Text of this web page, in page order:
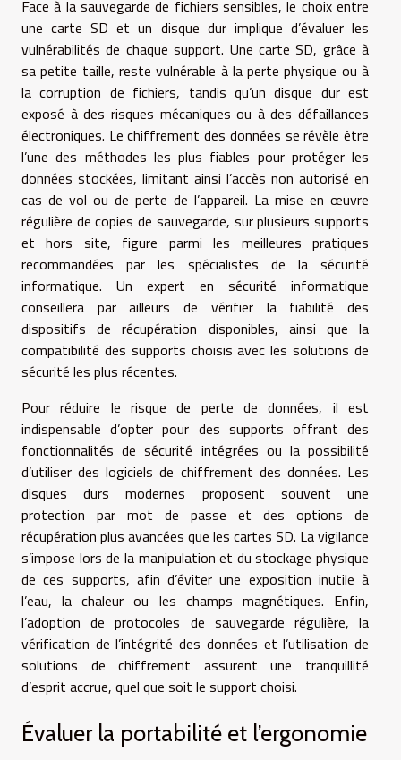
Face à la sauvegarde de fichiers sensibles, le choix entre
une carte SD et un disque dur implique d’évaluer les
vulnérabilités de chaque support. Une carte SD, grâce à
sa petite taille, reste vulnérable à la perte physique ou à
la corruption de fichiers, tandis qu’un disque dur est
exposé à des risques mécaniques ou à des défaillances
électroniques. Le chiffrement des données se révèle être
l’une des méthodes les plus fiables pour protéger les
données stockées, limitant ainsi l’accès non autorisé en
cas de vol ou de perte de l’appareil. La mise en œuvre
régulière de copies de sauvegarde, sur plusieurs supports
et hors site, figure parmi les meilleures pratiques
recommandées par les spécialistes de la sécurité
informatique. Un expert en sécurité informatique
conseillera par ailleurs de vérifier la fiabilité des
dispositifs de récupération disponibles, ainsi que la
compatibilité des supports choisis avec les solutions de
sécurité les plus récentes.
Pour réduire le risque de perte de données, il est
indispensable d’opter pour des supports offrant des
fonctionnalités de sécurité intégrées ou la possibilité
d’utiliser des logiciels de chiffrement des données. Les
disques durs modernes proposent souvent une
protection par mot de passe et des options de
récupération plus avancées que les cartes SD. La vigilance
s’impose lors de la manipulation et du stockage physique
de ces supports, afin d’éviter une exposition inutile à
l’eau, la chaleur ou les champs magnétiques. Enfin,
l’adoption de protocoles de sauvegarde régulière, la
vérification de l’intégrité des données et l’utilisation de
solutions de chiffrement assurent une tranquillité
d’esprit accrue, quel que soit le support choisi.
Évaluer la portabilité et l’ergonomie